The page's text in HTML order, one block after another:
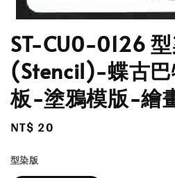
ST-CU0-0126
(Stencil)-蝶古
板-塗鴉模版-繪
Regular
NT$ 20
型染版